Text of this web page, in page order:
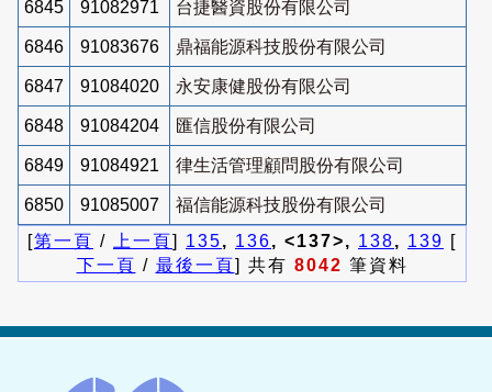
6845 91082971 台捷醫資股份有限公司
6846 91083676 鼎福能源科技股份有限公司
6847 91084020 永安康健股份有限公司
6848 91084204 匯信股份有限公司
6849 91084921 律生活管理顧問股份有限公司
6850 91085007
福信能源科技股份有限公司
[第一頁 / 上一頁] 135, 136, <137>, 138, 139 [
下一頁 / 最後一頁] 共有 8042 筆資料